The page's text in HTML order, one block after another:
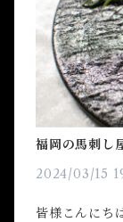
福岡の馬刺
2024/03/15
皆様こんにち